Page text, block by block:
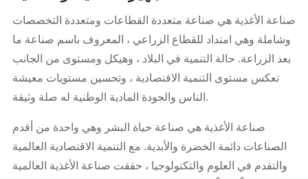
صناعة الأغذية هي صناعة متعددة القطاعات ومتعددة التخصصات
وشاملة وهي امتداد للقطاع الزراعي ، المعروف باسم صناعة ما
بعد الزراعة. حالة التنمية في البلاد ، وهيكل ومستوى من الجانب
تعكس مستوى التنمية الاقتصادية ، وتحسين مستويات معيشة
الناس والجودة المادية الوطنية له صلة وثيقة.
صناعة الأغذية هي صناعة حياة البشر وهي واحدة من أقدم
الصناعات دائمة الخضرة والأبدية. مع التنمية الاقتصادية العالمية
والتقدم في العلوم والتكنولوجيا ، حققت صناعة الأغذية العالمية